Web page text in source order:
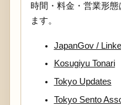
時間・料金・営業形
ます。
JapanGov /
Kosugiyu Tonari
Tokyo Updates
Tokyo Sento